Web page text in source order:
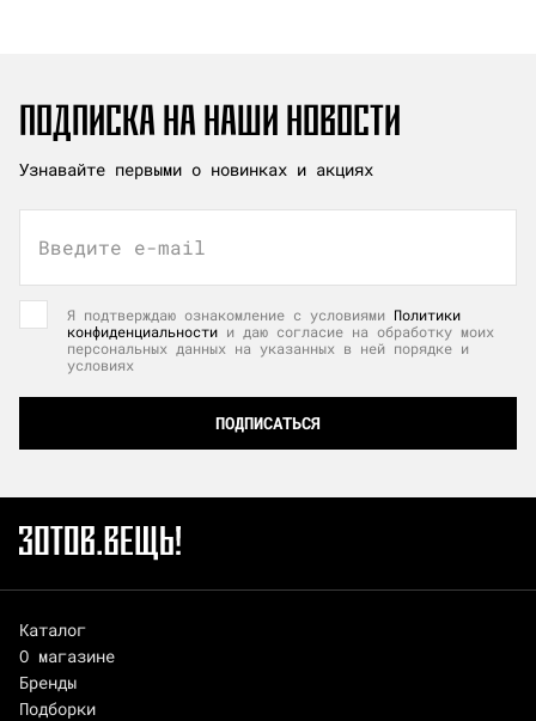
ПОДПИСКА НА НАШИ НОВОСТИ
Узнавайте первыми о новинках и акциях
Введите e-mail
Я подтверждаю ознакомление с условиями Политики
конфиденциальности и даю согласие на обработку моих
персональных данных на указанных в ней порядке и
условиях
ПОДПИСАТЬСЯ
Каталог
О магазине
Бренды
Подборки